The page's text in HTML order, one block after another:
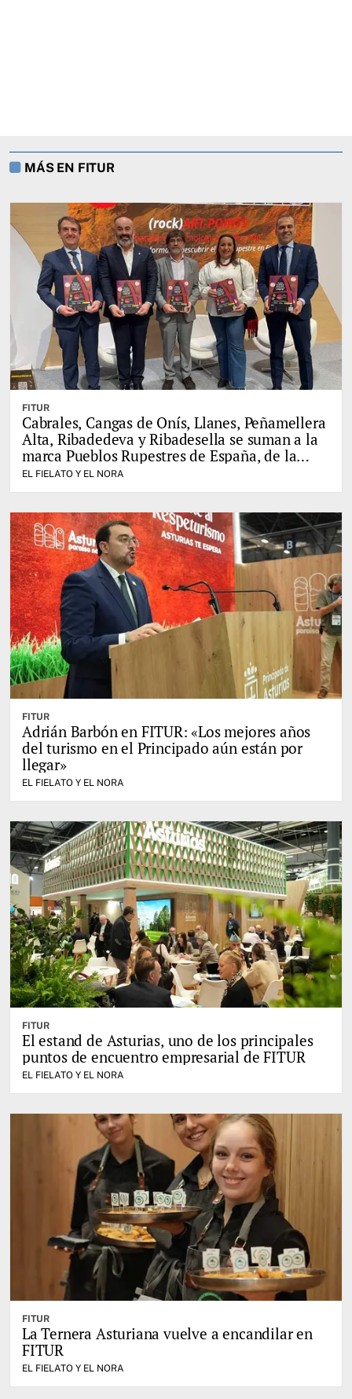
MÁS EN FITUR
FITUR
Cabrales, Cangas de Onís, Llanes, Peñamellera
Alta, Ribadedeva y Ribadesella se suman a la
marca Pueblos Rupestres de España, de la
mano del Leader del Oriente de Asturias
EL FIELATO Y EL NORA
FITUR
Adrián Barbón en FITUR: «Los mejores años
del turismo en el Principado aún están por
llegar»
EL FIELATO Y EL NORA
FITUR
El estand de Asturias, uno de los principales
puntos de encuentro empresarial de FITUR
EL FIELATO Y EL NORA
FITUR
La Ternera Asturiana vuelve a encandilar en
FITUR
EL FIELATO Y EL NORA